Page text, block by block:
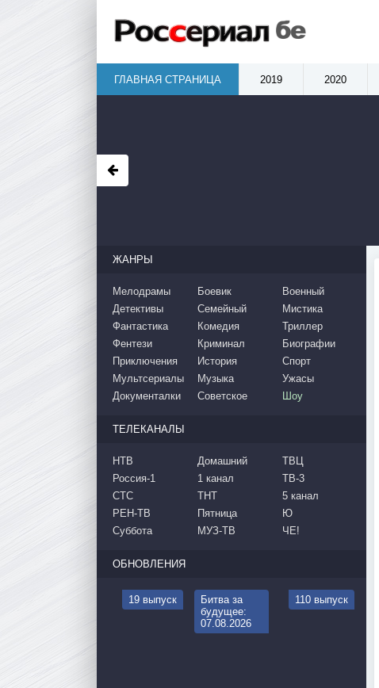
ЖАНРЫ
Мелодрамы
Детективы
Фантастика
Боевик
Семейный
Комедия
Военный
Мистика
Триллер
Фентези
Приключения
Мультсериалы
Документалки
Криминал
История
Музыка
Советское
Биографии
Спорт
Ужасы
Шоу
ТЕЛЕКАНАЛЫ
НТВ
Россия-1
СТС
РЕН-ТВ
Суббота
Домашний
1 канал
ТНТ
Пятница
МУЗ-ТВ
ТВЦ
ТВ-3
5 канал
Ю
ЧЕ!
ОБНОВЛЕНИЯ
19 выпуск
Битва за
будущее:
07.08.2026
110 выпуск
ГЛАВНАЯ СТРАНИЦА 2019 2020